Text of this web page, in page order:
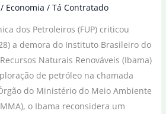
/ Economia / Tá Contratado
dos Petroleiros (FUP) criticou
a demora do Instituto Brasileiro do
Naturais Renováveis (Ibama)
de petróleo na chamada
do Ministério do Meio Ambiente
o Ibama reconsidera um